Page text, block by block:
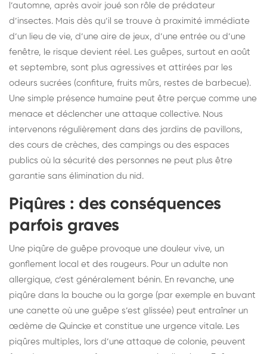
l’automne, après avoir joué son rôle de prédateur
d’insectes. Mais dès qu’il se trouve à proximité immédiate
d’un lieu de vie, d’une aire de jeux, d’une entrée ou d’une
fenêtre, le risque devient réel. Les guêpes, surtout en août
et septembre, sont plus agressives et attirées par les
odeurs sucrées (confiture, fruits mûrs, restes de barbecue).
Une simple présence humaine peut être perçue comme une
menace et déclencher une attaque collective. Nous
intervenons régulièrement dans des jardins de pavillons,
des cours de crèches, des campings ou des espaces
publics où la sécurité des personnes ne peut plus être
garantie sans élimination du nid.
Piqûres : des conséquences
parfois graves
Une piqûre de guêpe provoque une douleur vive, un
gonflement local et des rougeurs. Pour un adulte non
allergique, c’est généralement bénin. En revanche, une
piqûre dans la bouche ou la gorge (par exemple en buvant
une canette où une guêpe s’est glissée) peut entraîner un
œdème de Quincke et constitue une urgence vitale. Les
piqûres multiples, lors d’une attaque de colonie, peuvent